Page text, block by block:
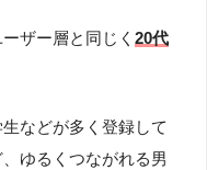
ザー層と同じく20代
などが多く登録して
ゆるくつながれる男